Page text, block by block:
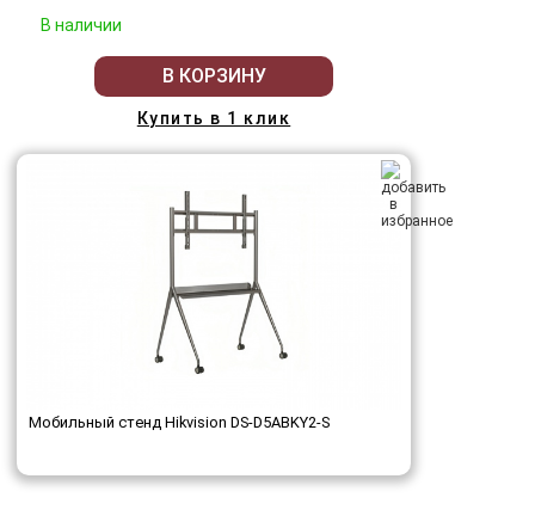
В наличии
В КОРЗИНУ
Купить в 1 клик
Мобильный стенд Hikvision DS-D5ABKY2-S